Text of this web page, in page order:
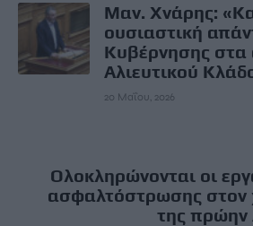
Μαν. Χνάρης:
ουσιαστική
Κυβέρνησης στα
Αλιευτικού
20 Μαΐου, 2026
Ολοκληρώνονται οι
ασφαλτόστρωσης στον
της